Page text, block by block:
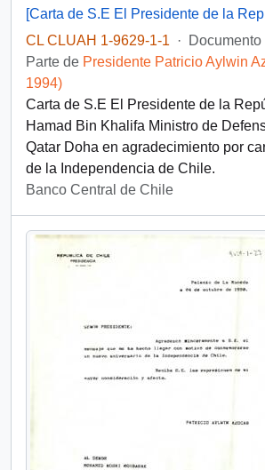
CL CLUAH 1-9629-1-1
· Documento
Parte de Presidente Patricio Aylwin
1994)
Carta de S.E El Presidente de la
Hamad Bin Khalifa Ministro de
Qatar Doha en agradecimiento por
de la Independencia de Chile.
Banco Central de Chile